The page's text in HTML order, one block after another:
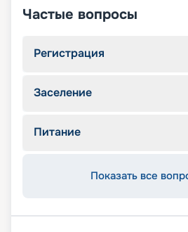
Частые вопросы
Регистрация
Заселение
Питание
Показать все